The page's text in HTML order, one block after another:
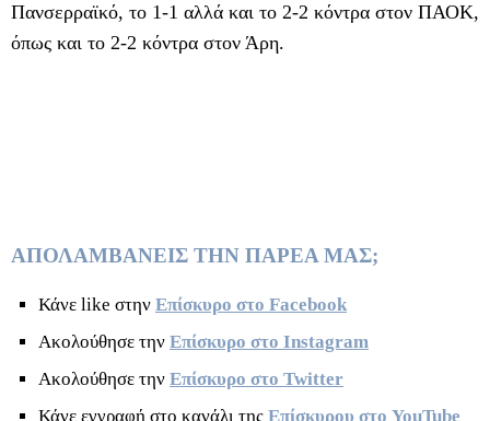
Πανσερραϊκό, το 1-1 αλλά και το 2-2 κόντρα στον ΠΑΟΚ,
όπως και το 2-2 κόντρα στον Άρη.
ΑΠΟΛΑΜΒΑΝΕΙΣ ΤΗΝ ΠΑΡΕΑ ΜΑΣ;
Κάνε like στην Επίσκυρο στο Facebook
Ακολούθησε την Επίσκυρο στο Instagram
Ακολούθησε την Επίσκυρο στο Twitter
Κάνε εγγραφή στο κανάλι της Επίσκυρου στο YouTube